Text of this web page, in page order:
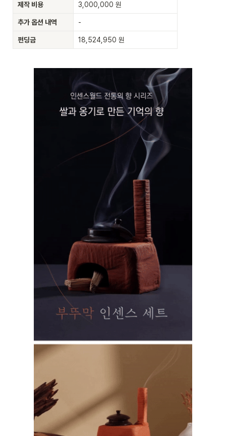
제작 비용 3,000,000 원
추가 옵션 내역 -
펀딩금 18,524,950 원